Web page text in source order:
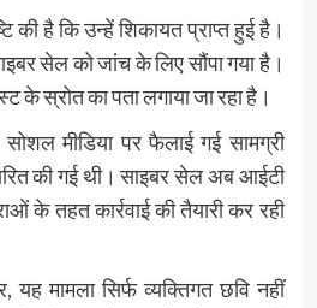
की है कि उन्हें शिकायत प्राप्त हुई है।
सेल को जांच के लिए सौंपा गया है।
स्रोत का पता लगाया जा रहा है।
मीडिया पर फैलाई गई सामग्री
की गई थी। साइबर सेल अब आईटी
के तहत कार्रवाई की तैयारी कर रही
यह मामला सिर्फ व्यक्तिगत छवि नहीं